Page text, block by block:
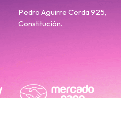
Pedro Aguirre Cerda 925,
Constitución.